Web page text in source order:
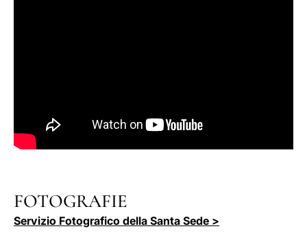
FOTOGRAFIE
Servizio Fotografico della Santa Sede >